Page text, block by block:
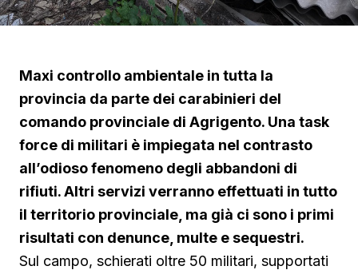
Maxi controllo ambientale in tutta la
provincia da parte dei carabinieri del
comando provinciale di Agrigento. Una task
force di militari è impiegata nel contrasto
all’odioso fenomeno degli abbandoni di
rifiuti. Altri servizi verranno effettuati in tutto
il territorio provinciale, ma già ci sono i primi
risultati con denunce, multe e sequestri.
Sul campo, schierati oltre 50 militari, supportati